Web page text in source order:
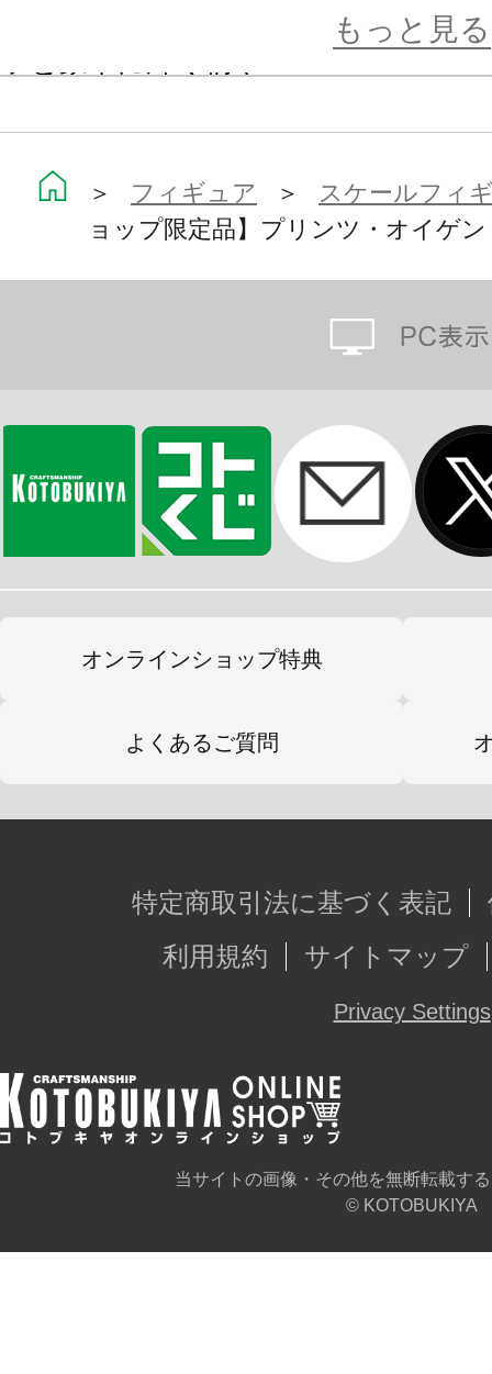
彼女らしいデザインの着物の柄も繊
初回限定特典としてペロッと舌を出
ツが付属。
是非お手元で表情豊かな彼女をお楽
もっと見る
＞ フィギュア ＞
スケールフィ
ョップ限定品】プリンツ・オイゲ
オンラインショップ特典
よくあるご質問
特定商取引法に基づく表記
利用規約
サイトマップ
Privacy Settings
当サイトの画像・その他を無断転載す
© KOTOBUKIYA